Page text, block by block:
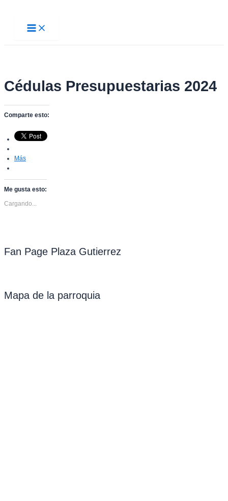
contenidoMain
Menu
Cédulas Presupuestarias 2024
Comparte esto:
Más
Me gusta esto:
Cargando...
Fan Page Plaza Gutierrez
Mapa de la parroquia